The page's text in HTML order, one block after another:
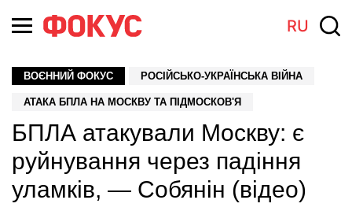
RU
ВОЄННИЙ ФОКУС РОСІЙСЬКО-УКРАЇНСЬКА ВІЙНА
АТАКА БПЛА НА МОСКВУ ТА ПІДМОСКОВ'Я
БПЛА атакували Москву: є
руйнування через падіння
уламків, — Собянін (відео)